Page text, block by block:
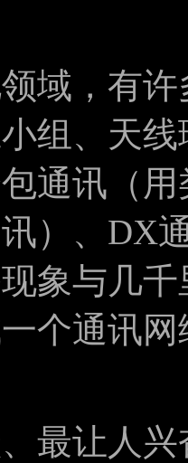
域，有
组、天
通讯（
）、DX
象与几
个通讯
最让人